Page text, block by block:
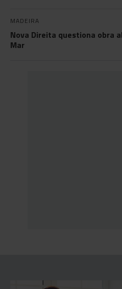
MADEIRA
Nova Direita questiona obra
Mar